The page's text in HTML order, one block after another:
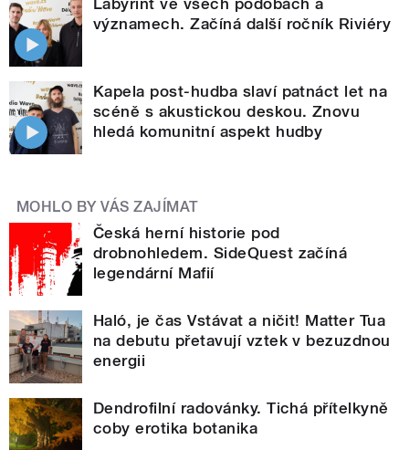
významech. Začíná další ročník Riviéry
Kapela post-hudba slaví patnáct let na
scéně s akustickou deskou. Znovu
hledá komunitní aspekt hudby
MOHLO BY VÁS ZAJÍMAT
Česká herní historie pod
drobnohledem. SideQuest začíná
legendární Mafií
Haló, je čas Vstávat a ničit! Matter Tua
na debutu přetavují vztek v bezuzdnou
energii
Dendrofilní radovánky. Tichá přítelkyně
coby erotika botanika